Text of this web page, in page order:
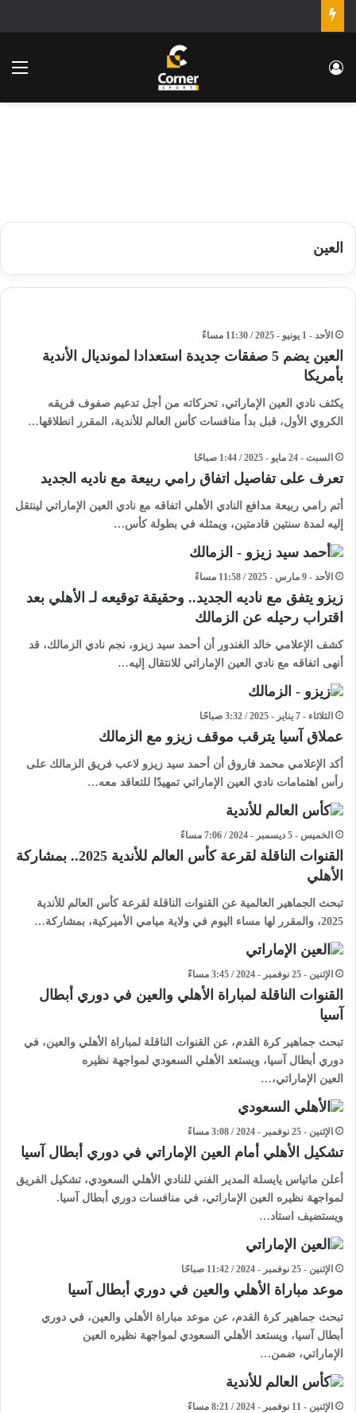
تسجيل الدخول
العين
الأحد - 1 يونيو - 2025 / 11:30 مساءً
العين يضم 5 صفقات جديدة استعدادا لمونديال الأندية
بأمريكا
يكثف نادي العين الإماراتي، تحركاته من أجل تدعيم صفوف فريقه
الكروي الأول، قبل بدأ منافسات كأس العالم للأندية، المقرر انطلاقها…
السبت - 24 مايو - 2025 / 1:44 صباحًا
تعرف على تفاصيل اتفاق رامي ربيعة مع ناديه الجديد
أتم رامي ربيعة مدافع النادي الأهلي اتفاقه مع نادي العين الإماراتي لينتقل
إليه لمدة سنتين قادمتين، ويمثله في بطولة كأس…
الأحد - 9 مارس - 2025 / 11:58 مساءً
زيزو يتفق مع ناديه الجديد.. وحقيقة توقيعه لـ الأهلي بعد
اقتراب رحيله عن الزمالك
كشف الإعلامي خالد الغندور أن أحمد سيد زيزو، نجم نادي الزمالك، قد
أنهى اتفاقه مع نادي العين الإماراتي للانتقال إليه…
الثلاثاء - 7 يناير - 2025 / 3:32 صباحًا
عملاق آسيا يترقب موقف زيزو مع الزمالك
أكد الإعلامي محمد فاروق أن أحمد سيد زيزو لاعب فريق الزمالك على
رأس اهتمامات نادي العين الإماراتي تمهيدًا للتعاقد معه…
الخميس - 5 ديسمبر - 2024 / 7:06 مساءً
القنوات الناقلة لقرعة كأس العالم للأندية 2025.. بمشاركة
الأهلي
تبحث الجماهير العالمية عن القنوات الناقلة لقرعة كأس العالم للأندية
2025، والمقرر لها مساء اليوم في ولاية ميامي الأميركية، بمشاركة…
الإثنين - 25 نوفمبر - 2024 / 3:45 مساءً
القنوات الناقلة لمباراة الأهلي والعين في دوري أبطال
آسيا
تبحث جماهير كرة القدم، عن القنوات الناقلة لمباراة الأهلي والعين، في
دوري أبطال آسيا، ويستعد الأهلي السعودي لمواجهة نظيره
العين الإماراتي،…
الإثنين - 25 نوفمبر - 2024 / 3:08 مساءً
تشكيل الأهلي أمام العين الإماراتي في دوري أبطال آسيا
أعلن ماتياس يايسلة المدير الفني للنادي الأهلي السعودي، تشكيل الفريق
لمواجهة نظيره العين الإماراتي، في منافسات دوري أبطال آسيا.
ويستضيف استاد…
الإثنين - 25 نوفمبر - 2024 / 11:42 صباحًا
موعد مباراة الأهلي والعين في دوري أبطال آسيا
تبحث جماهير كرة القدم، عن موعد مباراة الأهلي والعين، في دوري
أبطال آسيا، ويستعد الأهلي السعودي لمواجهة نظيره العين
الإماراتي، ضمن…
الإثنين - 11 نوفمبر - 2024 / 8:21 مساءً